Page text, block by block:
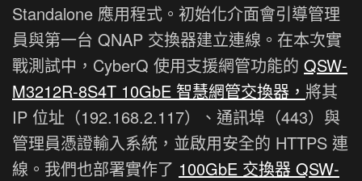
Standalone 應用程式。初始化介面會引導管理
員與第一台 QNAP 交換器建立連線。在本次實
戰測試中，CyberQ 使用支援網管功能的 QSW-
M3212R-8S4T 10GbE 智慧網管交換器， 將其
IP 位址（192.168.2.117）、通訊埠（443）與
管理員憑證輸入系統，並啟用安全的 HTTPS 連
線。我們也部署實作了 100GbE 交換器 QSW-